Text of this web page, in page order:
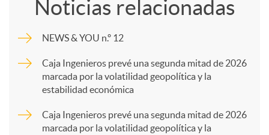
m
p
Noticias relacionadas
NEWS & YOU n.º 12
Caja Ingenieros prevé una segunda mitad de 2026
marcada por la volatilidad geopolítica y la
estabilidad económica
Caja Ingenieros prevé una segunda mitad de 2026
marcada por la volatilidad geopolítica y la